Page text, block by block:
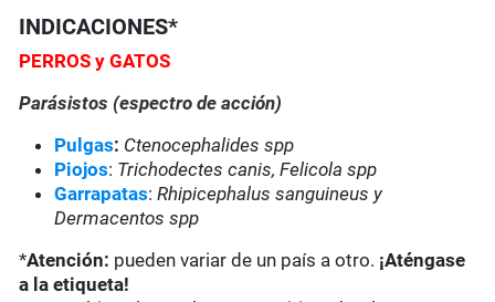
INDICACIONES*
PERROS y GATOS
Parásistos (espectro de acción)
Pulgas: Ctenocephalides spp
Piojos: Trichodectes canis, Felicola spp
Garrapatas:Rhipicephalus sanguineus y
Dermacentos spp
*Atención: pueden variar de un país a otro. ¡Aténgase
a la etiqueta!